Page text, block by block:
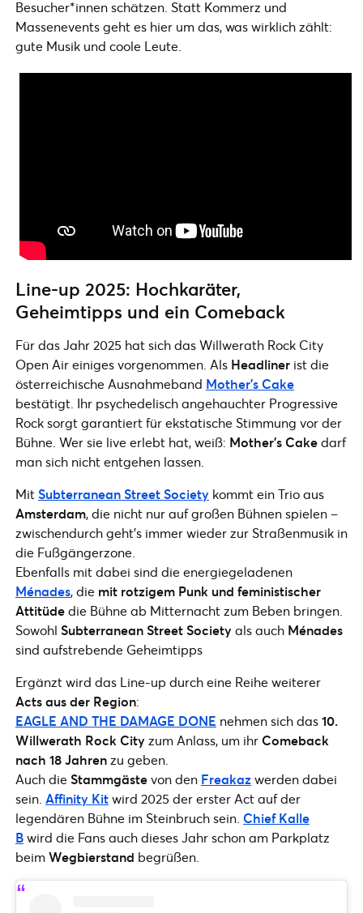
Besucher*innen schätzen. Statt Kommerz und
Massenevents geht es hier um das, was wirklich zählt:
gute Musik und coole Leute.
Line-up 2025: Hochkaräter,
Geheimtipps und ein Comeback
Für das Jahr 2025 hat sich das Willwerath Rock City
Open Air einiges vorgenommen. Als Headliner ist die
österreichische Ausnahmeband Mother’s Cake
bestätigt. Ihr psychedelisch angehauchter Progressive
Rock sorgt garantiert für ekstatische Stimmung vor der
Bühne. Wer sie live erlebt hat, weiß: Mother’s Cakedarf
man sich nicht entgehen lassen.
Mit Subterranean Street Society kommt ein Trio aus
Amsterdam, die nicht nur auf großen Bühnen spielen –
zwischendurch geht’s immer wieder zur Straßenmusik in
die Fußgängerzone.
Ebenfalls mit dabei sind die energiegeladenen
Ménades, die mit rotzigem Punk und feministischer
Attitüdedie Bühne ab Mitternacht zum Beben bringen.
Sowohl Subterranean Street Society als auch Ménades
sind aufstrebende Geheimtipps
Ergänzt wird das Line-up durch eine Reihe weiterer
Acts aus der Region:
EAGLE AND THE DAMAGE DONE nehmen sich das10.
Willwerath Rock City zum Anlass, um ihr Comeback
nach 18 Jahrenzu geben.
Auch die Stammgästevon den Freakazwerden dabei
sein. Affinity Kitwird 2025 der erster Act auf der
legendären Bühne im Steinbruch sein. Chief Kalle
Bwird die Fans auch dieses Jahr schon am Parkplatz
beimWegbierstand begrüßen.